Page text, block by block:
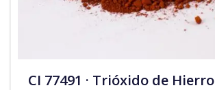
CI 77491 · Trióxido de Hierro